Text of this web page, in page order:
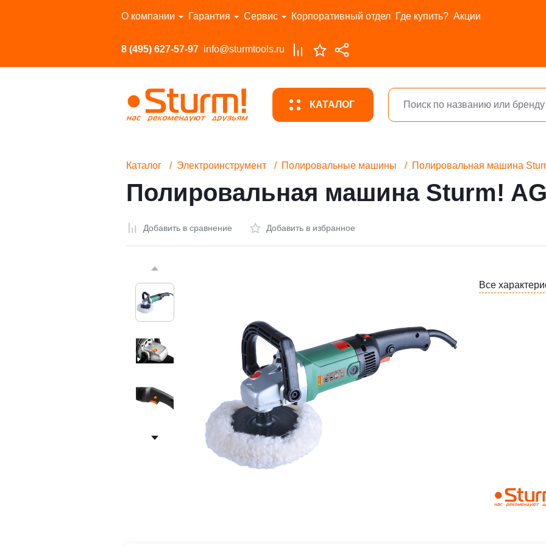
О компании Гарантия Сервис Корпоративный отдел Где купить? Акции
8 (495) 627-57-97 info@sturmtools.ru
КАТАЛОГ
Перейти в каталог
Каталог Электроинструмент Полировальные машины Полировальная машина
Полировальная машина Sturm!
Добавить в сравнение Добавить в избранное
Все